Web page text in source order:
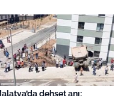
dehşet anı: